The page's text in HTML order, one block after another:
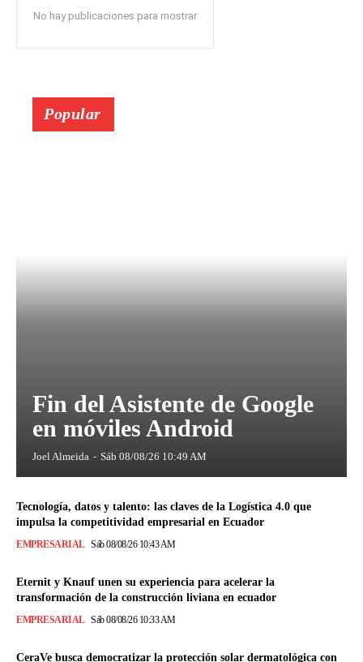
No hay publicaciones para mostrar
Popular
Fin del Asistente de Google
en móviles Android
Joel Almeida - Sáb 08/08/26 10:49 AM
Tecnología, datos y talento: las claves de la Logística 4.0 que
impulsa la competitividad empresarial en Ecuador
EMPRESARIAL Sáb 08/08/26 10:43 AM
Eternit y Knauf unen su experiencia para acelerar la
transformación de la construcción liviana en ecuador
EMPRESARIAL Sáb 08/08/26 10:33 AM
CeraVe busca democratizar la protección solar dermatológica con